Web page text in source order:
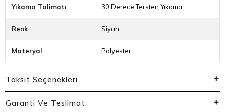
Yıkama Talimatı 30 Derece Tersten Yıkama
Renk Siyah
Materyal Polyester
Taksit Seçenekleri
Garanti Ve Teslimat